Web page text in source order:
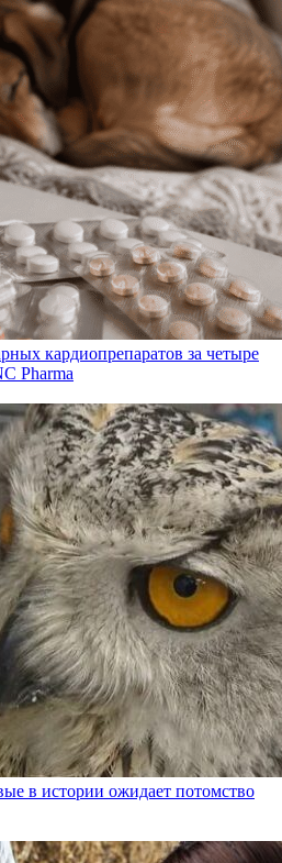
кардиопрепаратов за четыре
Pharma
в истории ожидает потомство